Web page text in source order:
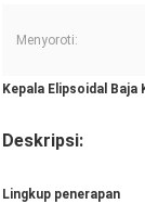
Menyoroti:
Kepala Elipsoidal
Deskripsi:
Lingkup penerapan